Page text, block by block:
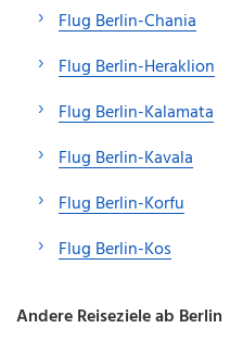
Flug Berlin-Chania
Flug Berlin-Heraklion
Flug Berlin-Kalamata
Flug Berlin-Kavala
Flug Berlin-Korfu
Flug Berlin-Kos
Andere Reiseziele ab Berlin